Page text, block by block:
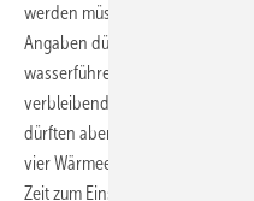
werden müssten, um die
Angaben dürften eine lineare
wasserführenden Öl- und Gas-
verbleibenden 19 Jahre
dürften aber unterschiedliche
vier Wärmeerzeuger-Segmente
Zeit zum Einsatz kommen soll(t)en.